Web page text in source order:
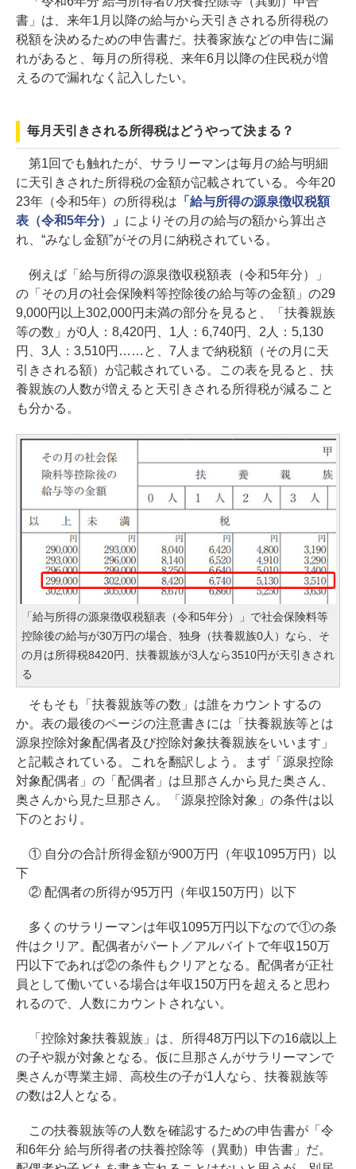
書」は、来年1月以降の給与から天引きされる所得税の
税額を決めるための申告書だ。扶養家族などの申告に漏
れがあると、毎月の所得税、来年6月以降の住民税が増
えるので漏れなく記入したい。
毎月天引きされる所得税はどうやって決まる？
第1回でも触れたが、サラリーマンは毎月の給与明細
に天引きされた所得税の金額が記載されている。今年20
23年（令和5年）の所得税は 「給与所得の源泉徴収税額
表（令和5年分）」 によりその月の給与の額から算出さ
れ、“みなし金額”がその月に納税されている。
例えば「給与所得の源泉徴収税額表（令和5年分）」
の「その月の社会保険料等控除後の給与等の金額」の29
9,000円以上302,000円未満の部分を見ると、「扶養親族
等の数」が0人：8,420円、1人：6,740円、2人：5,130
円、3人：3,510円……と、7人まで納税額（その月に天
引きされる額）が記載されている。この表を見ると、扶
養親族の人数が増えると天引きされる所得税が減ること
も分かる。
「給与所得の源泉徴収税額表（令和5年分）」で社会保険料等
控除後の給与が30万円の場合、独身（扶養親族0人）なら、そ
の月は所得税8420円、扶養親族が3人なら3510円が天引きされ
る
そもそも「扶養親族等の数」は誰をカウントするの
か。表の最後のページの注意書きには「扶養親族等とは
源泉控除対象配偶者及び控除対象扶養親族をいいます」
と記載されている。これを翻訳しよう。まず「源泉控除
対象配偶者」の「配偶者」は旦那さんから見た奥さん、
奥さんから見た旦那さん。「源泉控除対象」の条件は以
下のとおり。
① 自分の合計所得金額が900万円（年収1095万円）以
下
② 配偶者の所得が95万円（年収150万円）以下
多くのサラリーマンは年収1095万円以下なので①の条
件はクリア。配偶者がパート／アルバイトで年収150万
円以下であれば②の条件もクリアとなる。配偶者が正社
員として働いている場合は年収150万円を超えると思わ
れるので、人数にカウントされない。
「控除対象扶養親族」は、所得48万円以下の16歳以上
の子や親が対象となる。仮に旦那さんがサラリーマンで
奥さんが専業主婦、高校生の子が1人なら、扶養親族等
の数は2人となる。
この扶養親族等の人数を確認するための申告書が「令
和6年分 給与所得者の扶養控除等（異動）申告書」だ。